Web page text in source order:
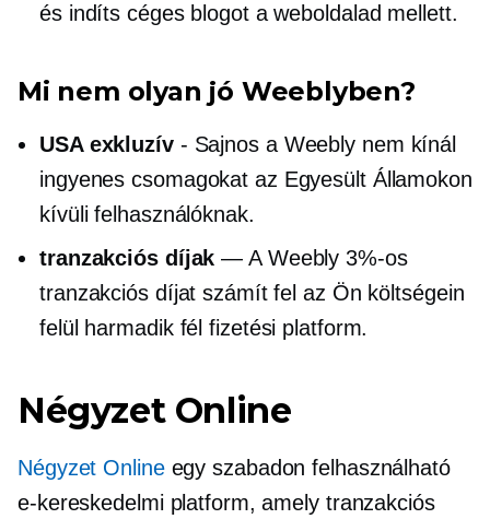
és indíts céges blogot a weboldalad mellett.
Mi nem olyan jó Weeblyben?
USA exkluzív- Sajnos a Weebly nem kínál
ingyenes csomagokat az Egyesült Államokon
kívüli felhasználóknak.
tranzakciós díjak — A Weebly 3%-os
tranzakciós díjat számít fel az Ön költségein
felül harmadik fél fizetési platform.
Négyzet Online
Négyzet Onlineegyszabadon felhasználható
e-kereskedelmi platform, amely tranzakciós